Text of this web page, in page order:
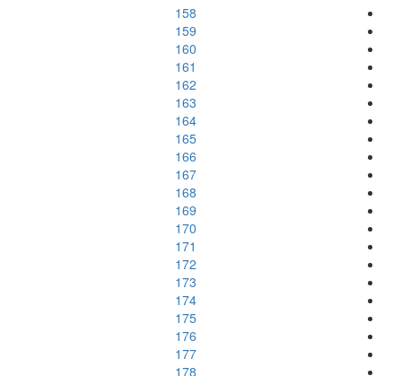
158
159
160
161
162
163
164
165
166
167
168
169
170
171
172
173
174
175
176
177
178